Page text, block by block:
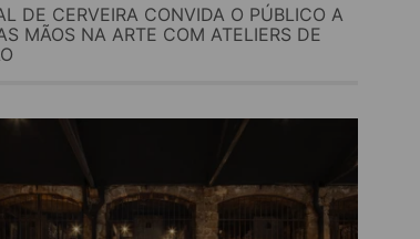
DE CERVEIRA CONVIDA O PÚBLICO A
MÃOS NA ARTE COM ATELIERS DE